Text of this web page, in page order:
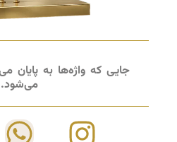
جایی که واژه‌ها به پایان
می‌شود.